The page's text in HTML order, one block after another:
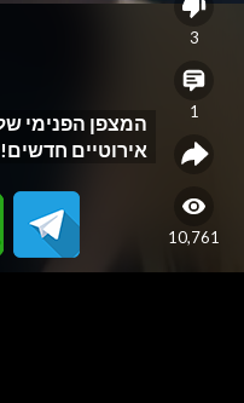
המצפן הפנימי
אירוטיים חדשים!
3
1
10,761